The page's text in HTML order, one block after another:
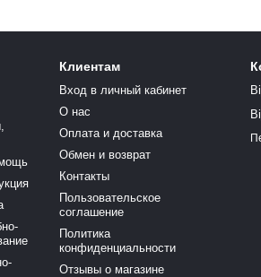
Клиентам
Вход в личный кабинет
О нас
Оплата и доставка
Обмен и возврат
Контакты
Пользовательское
соглашение
Политика
конфиденциальности
Отзывы о магазине